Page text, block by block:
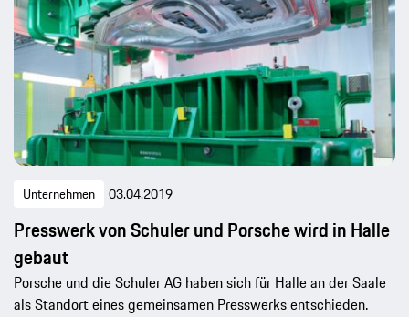
Unternehmen 03.04.2019
Presswerk von Schuler und Porsche wird in Halle
gebaut
Porsche und die Schuler AG haben sich für Halle an der Saale
als Standort eines gemeinsamen Presswerks entschieden.